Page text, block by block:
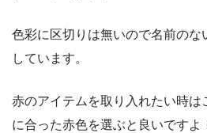
色彩に区切りは無いので名前のな
しています。
赤のアイテムを取り入れたい時は
に合った赤色を選ぶと良いですよ